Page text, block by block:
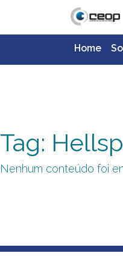
Home
Tag:
Nenhum conteúdo foi